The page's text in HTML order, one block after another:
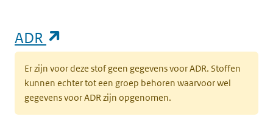
ADR
Er zijn voor deze stof geen gegevens voor ADR. Stoffen
kunnen echter tot een groep behoren waarvoor wel
gegevens voor ADR zijn opgenomen.